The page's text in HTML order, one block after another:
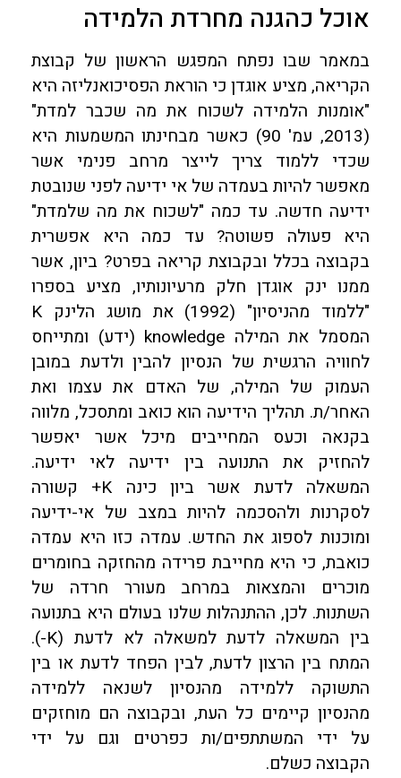
אוכל כהגנה מחרדת הלמידה
במאמר שבו נפתח המפגש הראשון של קבוצת
הקריאה, מציע אוגדן כי הוראת הפסיכואנליזה היא
"אומנות הלמידה לשכוח את מה שכבר למדת"
(2013, עמ' 90) כאשר מבחינתו המשמעות היא
שכדי ללמוד צריך לייצר מרחב פנימי אשר
מאפשר להיות בעמדה של אי ידיעה לפני שנובטת
ידיעה חדשה. עד כמה "לשכוח את מה שלמדת"
היא פעולה פשוטה? עד כמה היא אפשרית
בקבוצה בכלל ובקבוצת קריאה בפרט? ביון, אשר
ממנו ינק אוגדן חלק מרעיונותיו, מציע בספרו
"ללמוד מהניסיון" (1992) את מושג הלינק K
המסמל את המילה knowledge (ידע) ומתייחס
לחוויה הרגשית של הנסיון להבין ולדעת במובן
העמוק של המילה, של האדם את עצמו ואת
האחר/ת. תהליך הידיעה הוא כואב ומתסכל, מלווה
בקנאה וכעס המחייבים מיכל אשר יאפשר
להחזיק את התנועה בין ידיעה לאי ידיעה.
המשאלה לדעת אשר ביון כינה K+ קשורה
לסקרנות ולהסכמה להיות במצב של אי-ידיעה
ומוכנות לספוג את החדש. עמדה כזו היא עמדה
כואבת, כי היא מחייבת פרידה מהחזקה בחומרים
מוכרים והמצאות במרחב מעורר חרדה של
השתנות. לכן, ההתנהלות שלנו בעולם היא בתנועה
בין המשאלה לדעת למשאלה לא לדעת (K-).
המתח בין הרצון לדעת, לבין הפחד לדעת או בין
התשוקה ללמידה מהנסיון לשנאה ללמידה
מהנסיון קיימים כל העת, ובקבוצה הם מוחזקים
על ידי המשתתפים/ות כפרטים וגם על ידי
הקבוצה כשלם.